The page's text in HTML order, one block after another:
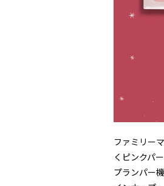
ファミリー
くピンクパ
プランパー